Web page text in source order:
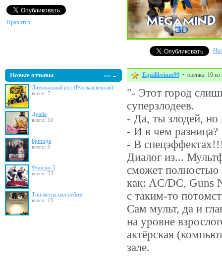
Нравится
Новые отзывы все →
Лимонадный рот (Русская версия)
всего: 7
Драйв
всего: 10
Бригада
всего: 9
Форсаж 5
всего: 23
Три метра над небом
всего: 15
Equilibrium99 • оценка: 10 из
"- Этот город
суперзлодеев.
- Да, ты злодей, но
- И в чем разница?
- В
Диалог из...
сможет полностью
как: AC/DC, Guns
с таким-то
Сам мульт, да и
на уровне
актёрская
зале.